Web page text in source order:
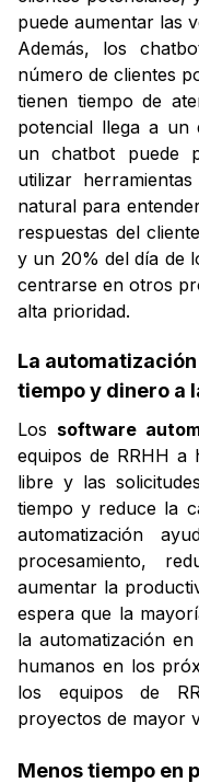
puede aumentar las
Además, los
número de clientes
tienen tiempo de
potencial llega a un
un chatbot puede
utilizar
natural para
respuestas del
y un 20% del día de
centrarse en otros
alta prioridad.
La
tiempo y dinero a
Los software
equipos de RRHH a
libre y las
tiempo y reduce la
automatización
procesamiento,
aumentar la
espera que la
la automatización
humanos en los
los equipos de
proyectos de mayor
Menos tiempo en